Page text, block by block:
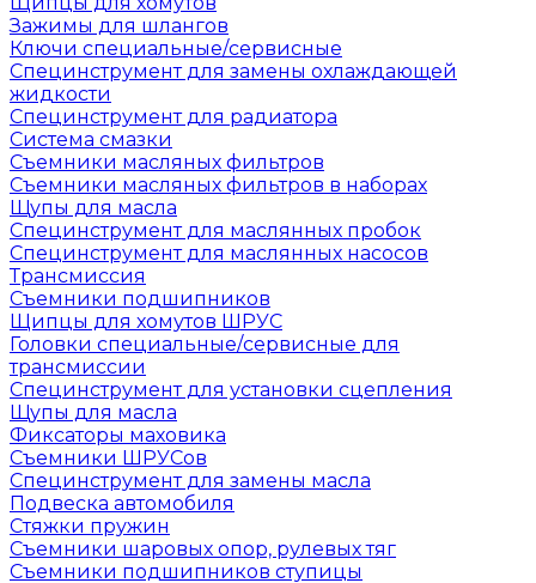
Зажимы для шлангов
Ключи специальные/сервисные
Специнструмент для замены охлаждающей
жидкости
Специнструмент для радиатора
Система смазки
Съемники масляных фильтров
Съемники масляных фильтров в наборах
Щупы для масла
Специнструмент для маслянных пробок
Специнструмент для маслянных насосов
Трансмиссия
Съемники подшипников
Щипцы для хомутов ШРУС
Головки специальные/сервисные для
трансмиссии
Специнструмент для установки сцепления
Щупы для масла
Фиксаторы маховика
Съемники ШРУСов
Специнструмент для замены масла
Подвеска автомобиля
Стяжки пружин
Съемники шаровых опор, рулевых тяг
Съемники подшипников ступицы